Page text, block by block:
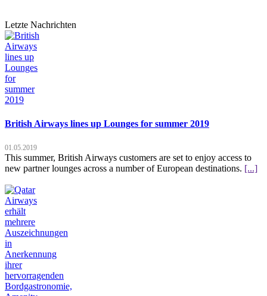
Letzte Nachrichten
British Airways lines up Lounges for summer 2019
01.05.2019
This summer, British Airways customers are set to enjoy access to
new partner lounges across a number of European destinations. [...]